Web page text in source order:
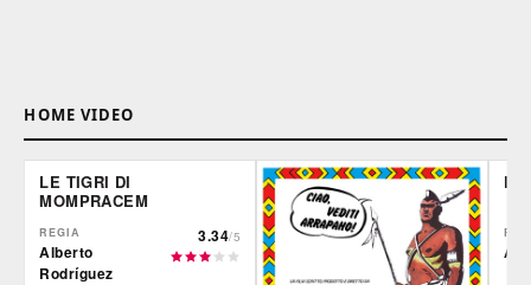
HOME VIDEO
LE TIGRI DI
MOMPRACEM
REGIA
Alberto
Rodríguez
3.34/5